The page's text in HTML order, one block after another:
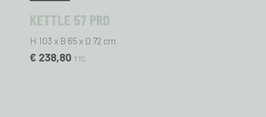
KETTLE 57 PRO
H 103 x B 65 x D 72 cm
€ 238,80 TTC